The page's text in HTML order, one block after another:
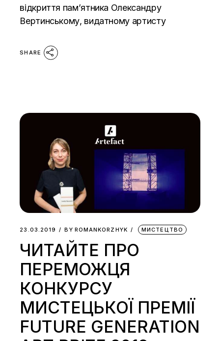
відкриття пам’ятника Олександру
Вертинському, видатному артисту
SHARE
23.03.2019 BY ROMANKORZHYK МИСТЕЦТВО
ЧИТАЙТЕ ПРО
ПЕРЕМОЖЦЯ
КОНКУРСУ
МИСТЕЦЬКОЇ ПРЕМІЇ
FUTURE GENERATION